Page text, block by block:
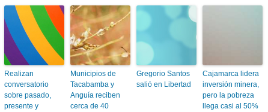
Realizan
conversatorio
sobre pasado,
presente y
Municipios de
Tacabamba y
Anguía reciben
cerca de 40
Gregorio Santos
salió en Libertad
Cajamarca lidera
inversión minera,
pero la pobreza
llega casi al 50%